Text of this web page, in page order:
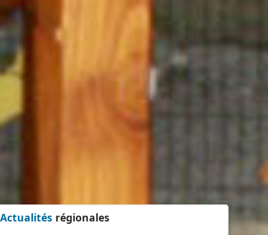
Actualités régionales